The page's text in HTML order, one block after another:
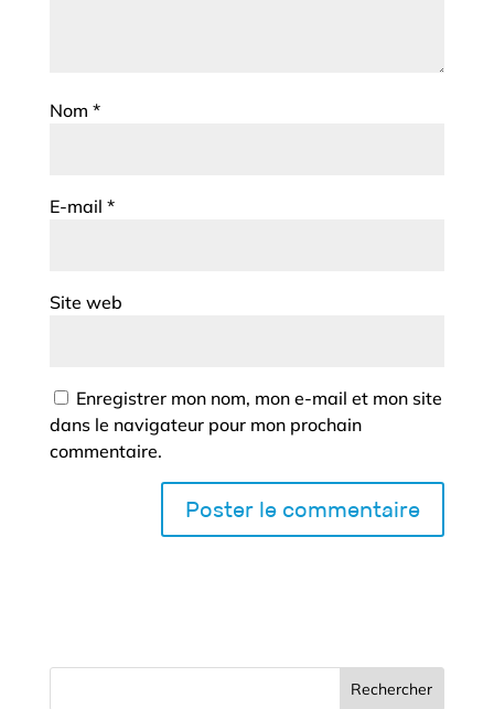
Nom *
E-mail *
Site web
Enregistrer mon nom, mon e-mail et mon site
dans le navigateur pour mon prochain
commentaire.
Rechercher